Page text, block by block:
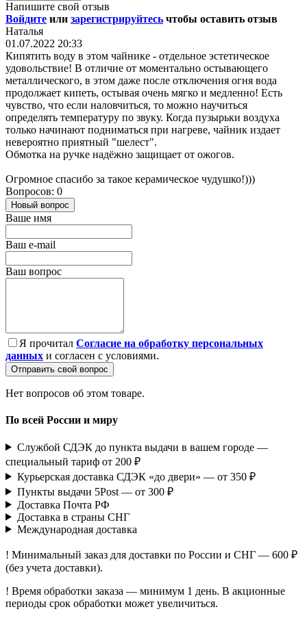
Напишите свой отзыв
Войдите или зарегистрируйтесь чтобы оставить отзыв
Наталья
01.07.2022 20:33
Кипятить воду в этом чайнике - отдельное эстетическое
удовольствие! В отличие от моментально остывающего
металлического, в этом даже после отключения огня вода
продолжает кипеть, остывая очень мягко и медленно! Есть
чувство, что если наловчиться, то можно научиться
определять температуру по звуку. Когда пузырьки воздуха
только начинают подниматься при нагреве, чайник издает
невероятно приятный "шелест".
Обмотка на ручке надёжно защищает от ожогов.
Огромное спасибо за такое керамическое чудушко!)))
Вопросов: 0
Новый вопрос
Ваше имя
Ваш e-mail
Ваш вопрос
Я прочитал Согласие на обработку персональных
данных и согласен с условиями.
Отправить свой вопрос
Нет вопросов об этом товаре.
По всей России и миру
Службой СДЭК до пункта выдачи в вашем городе —
специальный тариф от 200 ₽
Курьерская доставка СДЭК «до двери» — от 350 ₽
Пункты выдачи 5Post — от 300 ₽
Доставка Почта РФ
Доставка в страны СНГ
Международная доставка
! Минимальный заказ для доставки по России и СНГ — 600 ₽
(без учета доставки).
! Время обработки заказа — минимум 1 день. В акционные
периоды срок обработки может увеличиться.